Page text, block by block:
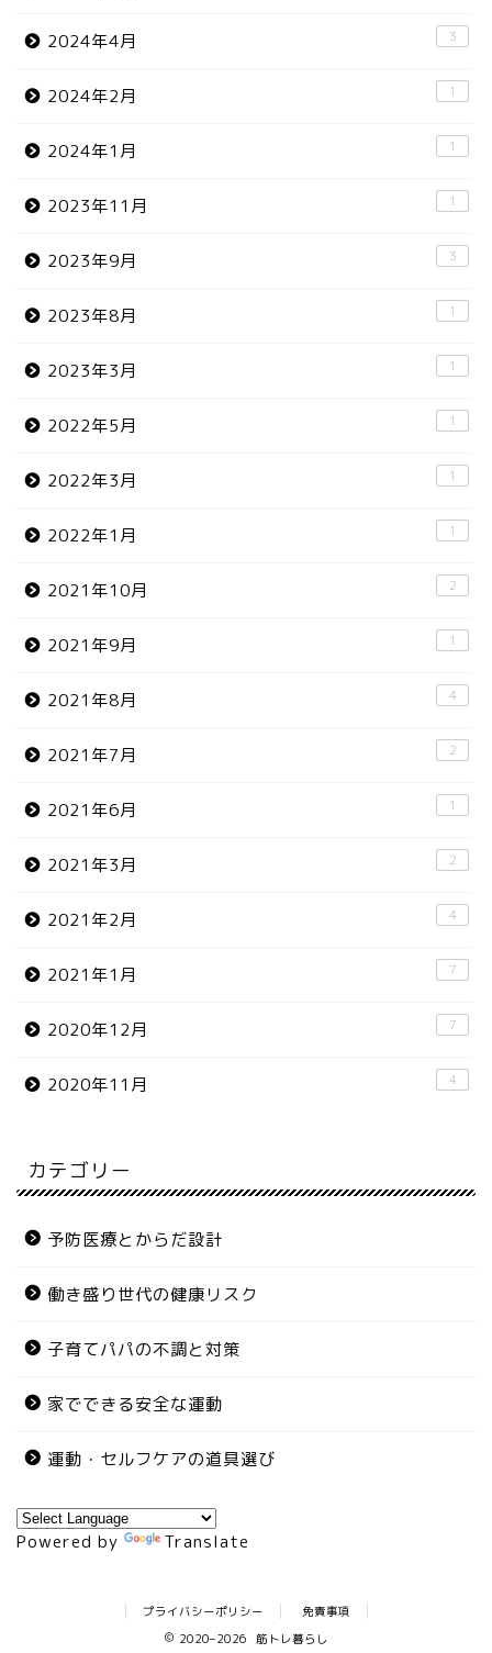
2024年4月 3
2024年2月 1
2024年1月 1
2023年11月 1
2023年9月 3
2023年8月 1
2023年3月 1
2022年5月 1
2022年3月 1
2022年1月 1
2021年10月 2
2021年9月 1
2021年8月 4
2021年7月 2
2021年6月 1
2021年3月 2
2021年2月 4
2021年1月 7
2020年12月 7
2020年11月 4
カテゴリー
予防医療とからだ設計
働き盛り世代の健康リスク
子育てパパの不調と対策
家でできる安全な運動
運動・セルフケアの道具選び
Powered by Translate
プライバシーポリシー
免責事項
2020–2026 筋トレ暮らし